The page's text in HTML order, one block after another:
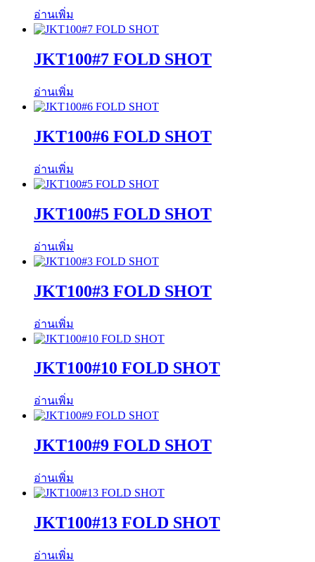
อ่านเพิ่ม
JKT100#7 FOLD SHOT
อ่านเพิ่ม
JKT100#6 FOLD SHOT
อ่านเพิ่ม
JKT100#5 FOLD SHOT
อ่านเพิ่ม
JKT100#3 FOLD SHOT
อ่านเพิ่ม
JKT100#10 FOLD SHOT
อ่านเพิ่ม
JKT100#9 FOLD SHOT
อ่านเพิ่ม
JKT100#13 FOLD SHOT
อ่านเพิ่ม